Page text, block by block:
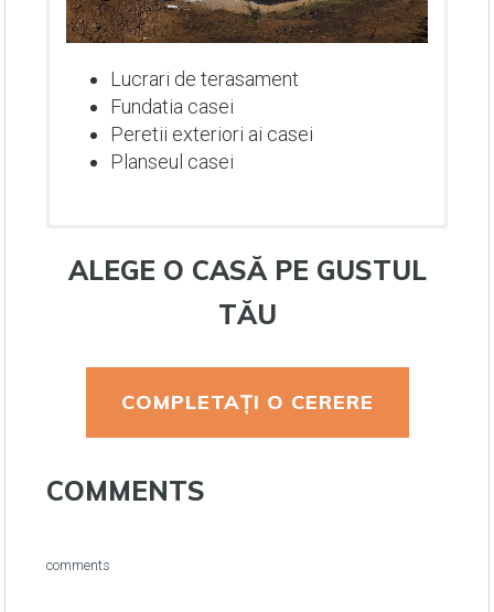
Lucrari de terasament
Fundatia casei
Peretii exteriori ai casei
Planseul casei
Lucrari de terasament
Lucrari de terasament
Lucrari de terasament
Fundatia casei
Planseul casei
ALEGE O CASĂ PE GUSTUL
TĂU
COMPLETAȚI O CERERE
COMMENTS
comments